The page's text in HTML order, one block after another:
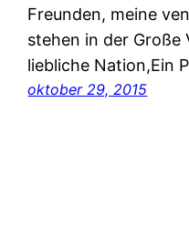
Freunden, meine
stehen in der Große
liebliche Nation,Ein
oktober 29, 2015